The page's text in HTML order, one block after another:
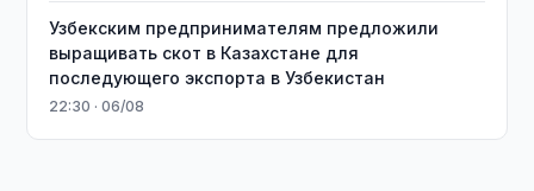
Узбекским предпринимателям предложили
выращивать скот в Казахстане для
последующего экспорта в Узбекистан
22:30 · 06/08